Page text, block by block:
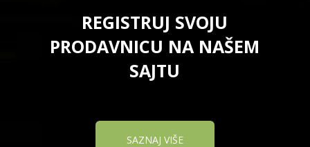
REGISTRUJ SVOJU
PRODAVNICU NA NAŠEM
SAJTU
SAZNAJ VIŠE